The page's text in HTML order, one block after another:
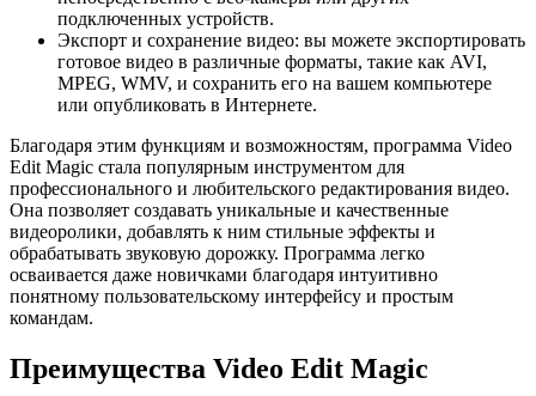
подключенных устройств.
Экспорт и сохранение видео: вы можете экспортировать
готовое видео в различные форматы, такие как AVI,
MPEG, WMV, и сохранить его на вашем компьютере
или опубликовать в Интернете.
Благодаря этим функциям и возможностям, программа Video
Edit Magic стала популярным инструментом для
профессионального и любительского редактирования видео.
Она позволяет создавать уникальные и качественные
видеоролики, добавлять к ним стильные эффекты и
обрабатывать звуковую дорожку. Программа легко
осваивается даже новичками благодаря интуитивно
понятному пользовательскому интерфейсу и простым
командам.
Преимущества Video Edit Magic